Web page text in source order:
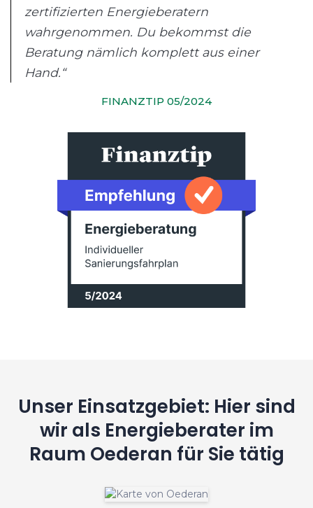
zertifizierten Energieberatern
wahrgenommen. Du bekommst die
Beratung nämlich komplett aus einer
Hand.“
FINANZTIP 05/2024
Unser Einsatzgebiet: Hier sind
wir als Energieberater im
Raum Oederan für Sie tätig